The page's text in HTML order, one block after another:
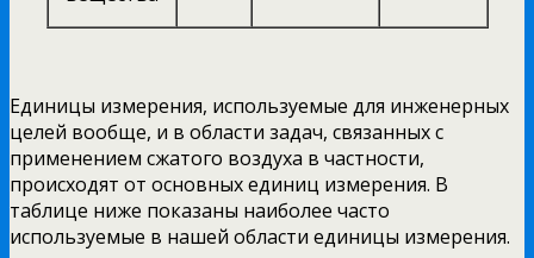
Единицы измерения, используемые для инженерных
целей вообще, и в области задач, связанных с
применением сжатого воздуха в частности,
происходят от основных единиц измерения. В
таблице ниже показаны наиболее часто
используемые в нашей области единицы измерения.